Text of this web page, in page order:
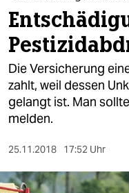
politik
öko
gesellschaft
kultur
sport
berlin
Die Versicherung
zahlt, weil dessen
gelangt ist. Man
melden.
25.11.2018 17:52 Uhr